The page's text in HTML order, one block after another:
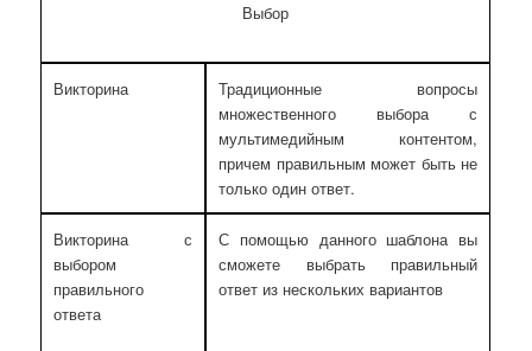
Выбор
Викторина
Традиционные вопросы
множественного выбора с
мультимедийным контентом,
причем правильным может быть не
только один ответ.
Викторина с
выбором
правильного
ответа
С помощью данного шаблона вы
сможете выбрать правильный
ответ из нескольких вариантов